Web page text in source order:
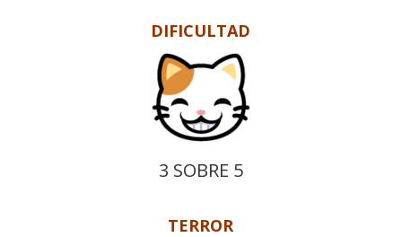
DIFICULTAD
3 SOBRE 5
TERROR